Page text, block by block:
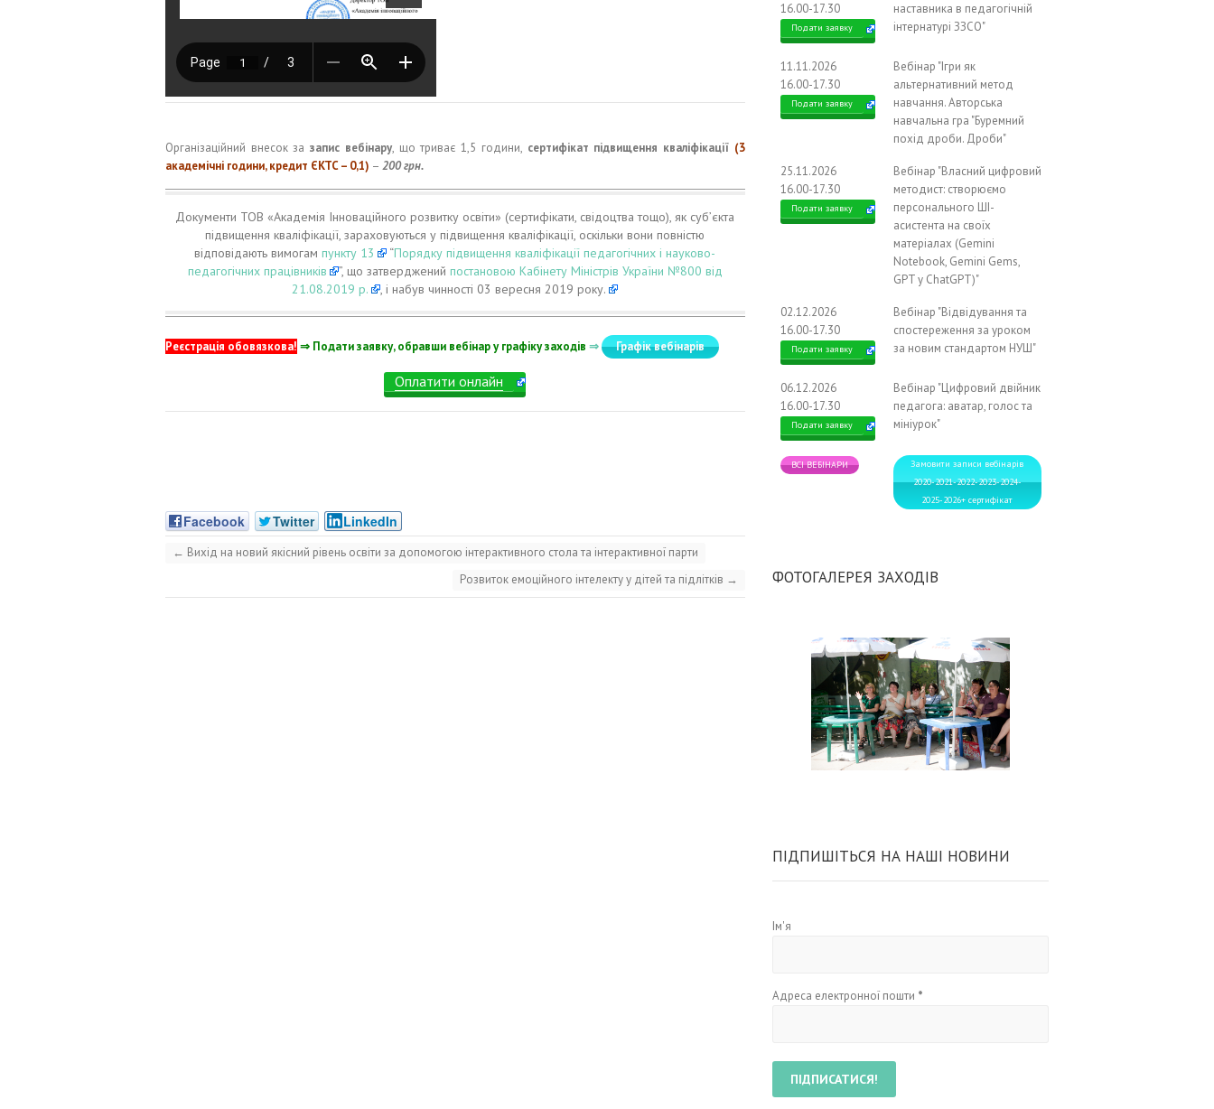
Організаційний внесок зазапис вебінару, що триває 1,5 години, сертифікат підвищення кваліфікації (3
академічні години, кредит ЄКТС – 0,1) – 200 грн.
Документи ТОВ «Академія Інноваційного розвитку освіти» (сертифікати, свідоцтва тощо), як суб’єкта
підвищення кваліфікації, зараховуються у підвищення кваліфікації, оскільки вони повністю
відповідають вимогампункту 13 “Порядку підвищення кваліфікації педагогічних і науково-
педагогічних працівників
”, що затверджений постановою Кабінету Міністрів України №800 від
21.08.2019 р.
, і набув чинності 03 вересня 2019 року.
Реєстрація обовязкова! ⇒ Подати заявку, обравши вебінар у графіку заходів ⇒ Графік вебінарів
Оплатити онлайн
Facebook Twitter LinkedIn
← Вихід на новий якісний рівень освіти за допомогою інтерактивного стола та інтерактивної парти
Розвиток емоційного інтелекту у дітей та підлітків →
16.00-17.30
Подати заявку
наставника в педагогічній
інтернатурі ЗЗСО"
11.11.2026
16.00-17.30
Подати заявку
Вебінар "Ігри як
альтернативний метод
навчання. Авторська
навчальна гра "Буремний
похід дроби. Дроби"
25.11.2026
16.00-17.30
Подати заявку
Вебінар "Власний цифровий
методист: створюємо
персонального ШІ-
асистента на своїх
матеріалах (Gemini
Notebook, Gemini Gems,
GPT у ChatGPT)"
02.12.2026
16.00-17.30
Подати заявку
Вебінар "Відвідування та
спостереження за уроком
за новим стандартом НУШ"
06.12.2026
16.00-17.30
Подати заявку
Вебінар "Цифровий двійник
педагога: аватар, голос та
мініурок"
ВСІ ВЕБІНАРИ
Замовити записи вебінарів
2020-2021-2022-2023-2024-
2025-2026+ сертифікат
ФОТОГАЛЕРЕЯ ЗАХОДІВ
ПІДПИШІТЬСЯ НА НАШІ НОВИНИ
Ім'я
Адреса електронної пошти *